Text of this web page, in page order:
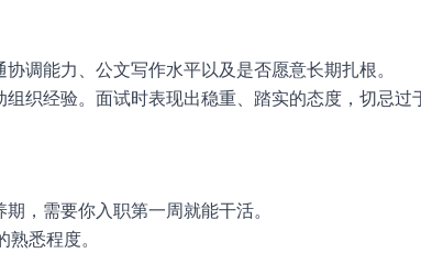
调能力、公文写作水平以及是否愿意长期扎根。
织经验。面试时表现出稳重、踏实的态度，切忌过
，需要你入职第一周就能干活。
悉程度。